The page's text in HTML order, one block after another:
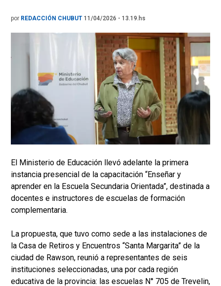
por REDACCIÓN CHUBUT 11/04/2026 - 13.19.hs
El Ministerio de Educación llevó adelante la primera
instancia presencial de la capacitación “Enseñar y
aprender en la Escuela Secundaria Orientada”, destinada a
docentes e instructores de escuelas de formación
complementaria.
La propuesta, que tuvo como sede a las instalaciones de
la Casa de Retiros y Encuentros “Santa Margarita” de la
ciudad de Rawson, reunió a representantes de seis
instituciones seleccionadas, una por cada región
educativa de la provincia: las escuelas N° 705 de Trevelin,